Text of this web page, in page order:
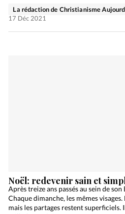
La rédaction de Christianisme
17 Déc 2021
Noël: redevenir sain et
Après treize ans passés au sein de
Chaque dimanche, les mêmes
mais les partages restent superficiels.